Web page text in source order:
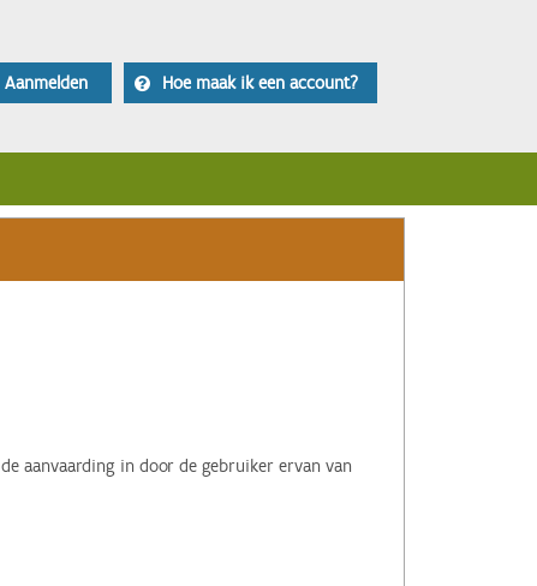
Aanmelden Hoe maak ik een account?
aanvaarding in door de gebruiker ervan van